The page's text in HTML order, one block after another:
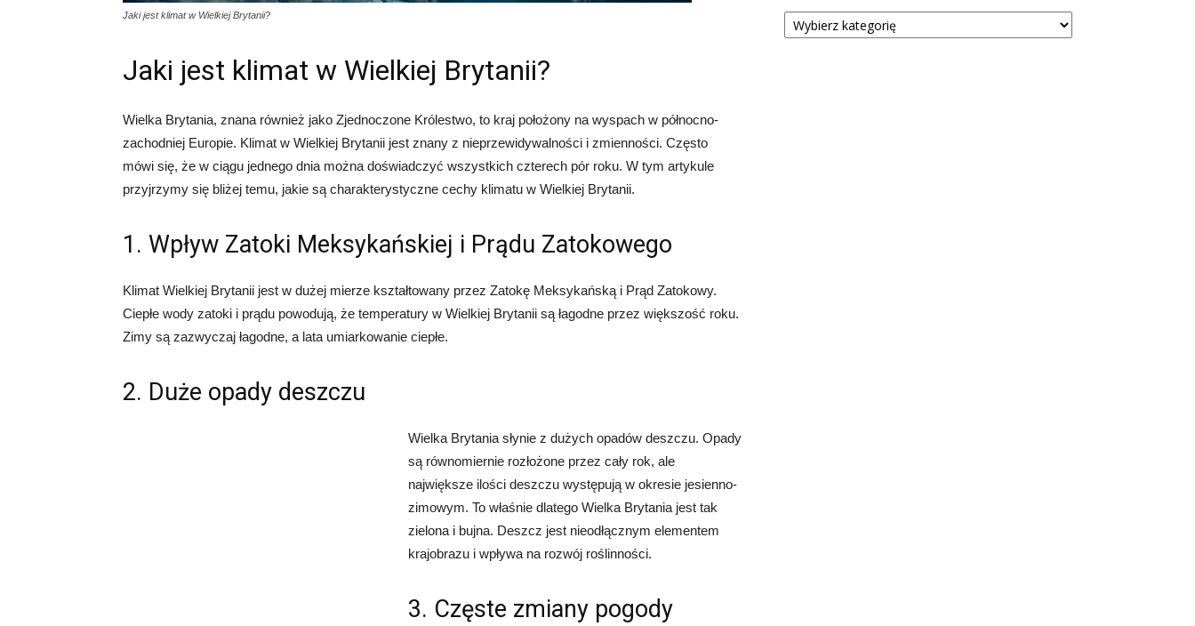
Jaki jest klimat w Wielkiej Brytanii?
Jaki jest klimat w Wielkiej Brytanii?
Wielka Brytania, znana również jako Zjednoczone Królestwo, to kraj położony na wyspach w północno-
zachodniej Europie. Klimat w Wielkiej Brytanii jest znany z nieprzewidywalności i zmienności. Często
mówi się, że w ciągu jednego dnia można doświadczyć wszystkich czterech pór roku. W tym artykule
przyjrzymy się bliżej temu, jakie są charakterystyczne cechy klimatu w Wielkiej Brytanii.
1. Wpływ Zatoki Meksykańskiej i Prądu Zatokowego
Klimat Wielkiej Brytanii jest w dużej mierze kształtowany przez Zatokę Meksykańską i Prąd Zatokowy.
Ciepłe wody zatoki i prądu powodują, że temperatury w Wielkiej Brytanii są łagodne przez większość roku.
Zimy są zazwyczaj łagodne, a lata umiarkowanie ciepłe.
2. Duże opady deszczu
Wielka Brytania słynie z dużych opadów deszczu. Opady
są równomiernie rozłożone przez cały rok, ale
największe ilości deszczu występują w okresie jesienno-
zimowym. To właśnie dlatego Wielka Brytania jest tak
zielona i bujna. Deszcz jest nieodłącznym elementem
krajobrazu i wpływa na rozwój roślinności.
3. Częste zmiany pogody
Kategorie